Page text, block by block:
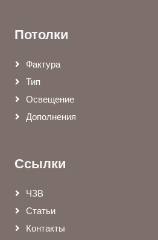
Потолки
Фактура
Тип
Освещение
Дополнения
Ссылки
ЧЗВ
Статьи
Контакты